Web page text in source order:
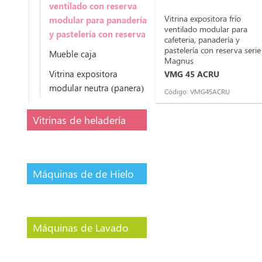
ventilado con reserva
modular para panadería
y pastelería con reserva
Mueble caja
Vitrina expositora
modular neutra (panera)
Vitrinas de heladería
Máquinas de de Hielo
Máquinas de Lavado
Vitrina expositora frío
ventilado modular para
cafeteria, panadería y
pastelería con reserva serie
Magnus
VMG 45 ACRU
Código: VMG45ACRU